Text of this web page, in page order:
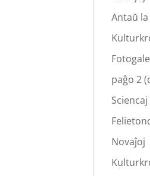
Antaŭ
paĝo 2
Novaĵoj